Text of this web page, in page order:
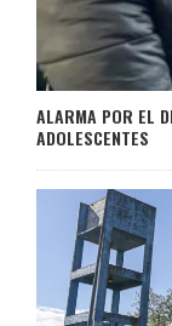
ALARMA POR EL
ADOLESCENTES